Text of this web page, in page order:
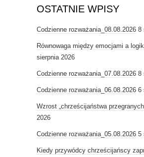
OSTATNIE WPISY
Codzienne rozważania_08.08.2026 8
Równowaga między emocjami a
sierpnia 2026
Codzienne rozważania_07.08.2026 8
Codzienne rozważania_06.08.2026 6
Wzrost „chrześcijaństwa
2026
Codzienne rozważania_05.08.2026 5
Kiedy przywódcy chrześcijańscy